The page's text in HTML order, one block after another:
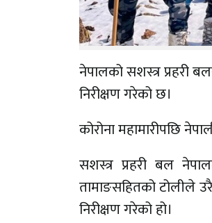
नेपालको सशस्त्र प्रहरी
निरीक्षण गरेको छ।
कोरोना महामारीपछि
सशस्त्र प्रहरी बल
तामाङसहितको टोलीले
निरीक्षण गरेको हो।